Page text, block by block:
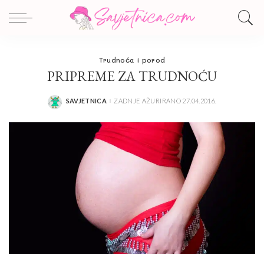
Trudnoća i porod
PRIPREME ZA TRUDNOĆU
POSTED
SAVJETNICA ZADNJE AŽURIRANO 27.04.2016.